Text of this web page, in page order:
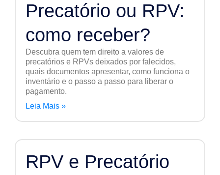
Precatório ou RPV:
como receber?
Descubra quem tem direito a valores de
precatórios e RPVs deixados por falecidos,
quais documentos apresentar, como funciona o
inventário e o passo a passo para liberar o
pagamento.
Leia Mais »
RPV e Precatório